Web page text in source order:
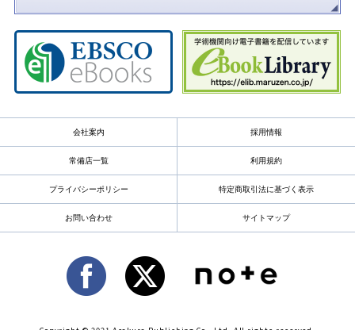
会社案内 採用情報
常備店一覧 利用規約
プライバシーポリシー 特定商取引法に基づく表示
お問い合わせ サイトマップ